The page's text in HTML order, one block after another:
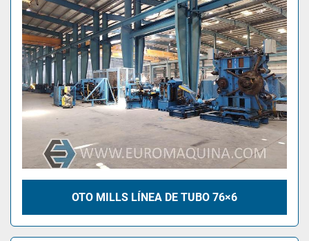
OTO MILLS LÍNEA DE TUBO 76×6